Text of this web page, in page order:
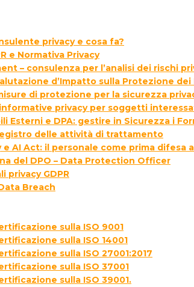
privacy e cosa fa?
e Normativa Privacy
– consulenza per l’analisi dei rischi
d’Impatto sulla Protezione dei
di protezione per la sicurezza
privacy per soggetti
Esterni e DPA: gestire in Sicurezza i
delle attività di trattamento
e AI Act: il personale come prima difesa
del DPO – Data Protection Officer
privacy GDPR
Breach
sulla ISO 9001
sulla ISO 14001
sulla ISO 27001:2017
sulla ISO 37001
sulla ISO 39001.